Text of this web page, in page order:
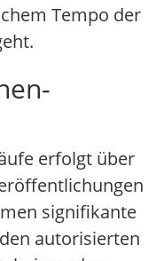
Tempo der
erfolgt über
signifikante
autorisierten